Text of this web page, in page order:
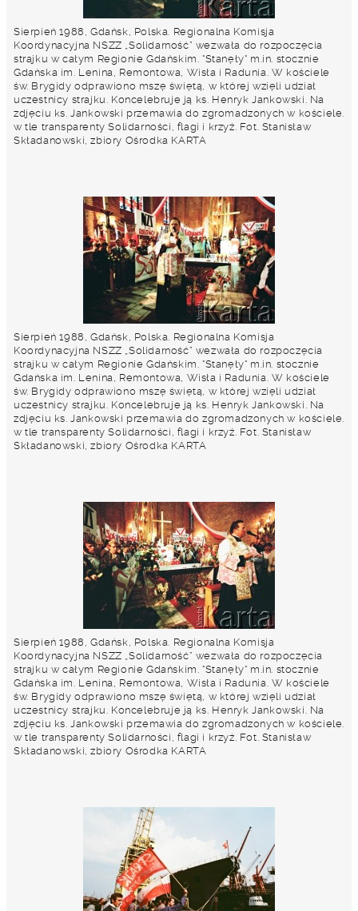
Sierpień 1988, Gdańsk, Polska. Regionalna Komisja
Koordynacyjna NSZZ „Solidarność” wezwała do rozpoczęcia
strajku w całym Regionie Gdańskim. "Stanęły" m.in. stocznie
Gdańska im. Lenina, Remontowa, Wisła i Radunia. W kościele
św. Brygidy odprawiono mszę świętą, w której wzięli udział
uczestnicy strajku. Koncelebruje ją ks. Henryk Jankowski. Na
zdjęciu ks. Jankowski przemawia do zgromadzonych w kościele.
w tle transparenty Solidarności, flagi i krzyż. Fot. Stanisław
Składanowski, zbiory Ośrodka KARTA
Sierpień 1988, Gdańsk, Polska. Regionalna Komisja
Koordynacyjna NSZZ „Solidarność” wezwała do rozpoczęcia
strajku w całym Regionie Gdańskim. "Stanęły" m.in. stocznie
Gdańska im. Lenina, Remontowa, Wisła i Radunia. W kościele
św. Brygidy odprawiono mszę świętą, w której wzięli udział
uczestnicy strajku. Koncelebruje ją ks. Henryk Jankowski. Na
zdjęciu ks. Jankowski przemawia do zgromadzonych w kościele.
w tle transparenty Solidarności, flagi i krzyż. Fot. Stanisław
Składanowski, zbiory Ośrodka KARTA
Sierpień 1988, Gdańsk, Polska. Regionalna Komisja
Koordynacyjna NSZZ „Solidarność” wezwała do rozpoczęcia
strajku w całym Regionie Gdańskim. "Stanęły" m.in. stocznie
Gdańska im. Lenina, Remontowa, Wisła i Radunia. W kościele
św. Brygidy odprawiono mszę świętą, w której wzięli udział
uczestnicy strajku. Koncelebruje ją ks. Henryk Jankowski. Na
zdjęciu ks. Jankowski przemawia do zgromadzonych w kościele.
w tle transparenty Solidarności, flagi i krzyż. Fot. Stanisław
Składanowski, zbiory Ośrodka KARTA